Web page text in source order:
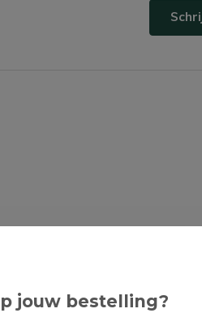
jouw bestelling?